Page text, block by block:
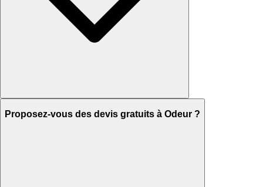
Proposez-vous des devis gratuits à Odeur ?